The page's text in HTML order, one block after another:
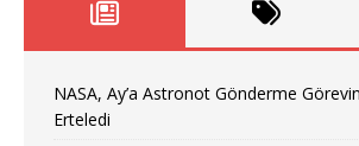
NASA, Ay’a Astronot Gönderme
Erteledi